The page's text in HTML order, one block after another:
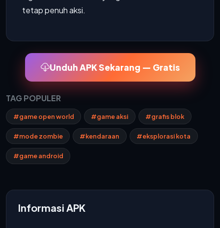
tetap penuh aksi.
Unduh APK Sekarang — Gratis
TAG POPULER
#game open world #game aksi #grafis blok
#mode zombie #kendaraan #eksplorasi kota
#game android
Informasi APK